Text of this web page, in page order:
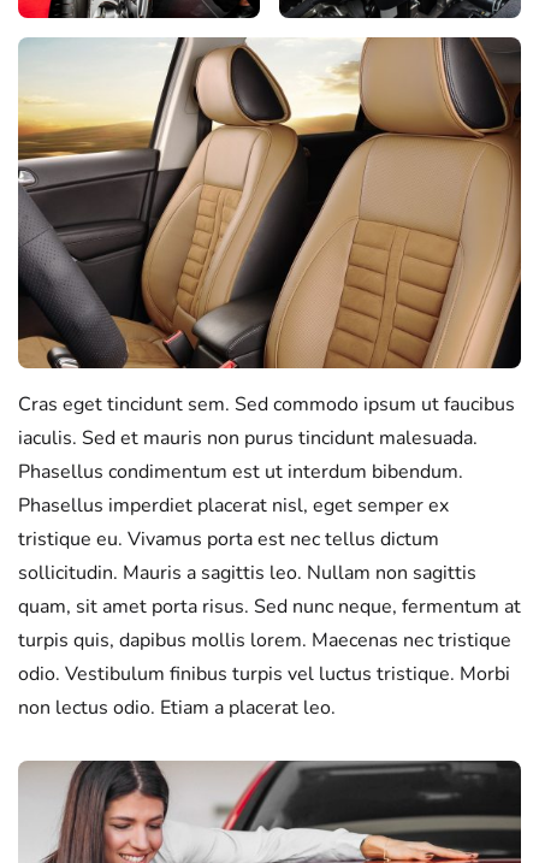
Cras eget tincidunt sem. Sed commodo ipsum ut faucibus
iaculis. Sed et mauris non purus tincidunt malesuada.
Phasellus condimentum est ut interdum bibendum.
Phasellus imperdiet placerat nisl, eget semper ex
tristique eu. Vivamus porta est nec tellus dictum
sollicitudin. Mauris a sagittis leo. Nullam non sagittis
quam, sit amet porta risus. Sed nunc neque, fermentum at
turpis quis, dapibus mollis lorem. Maecenas nec tristique
odio. Vestibulum finibus turpis vel luctus tristique. Morbi
non lectus odio. Etiam a placerat leo.